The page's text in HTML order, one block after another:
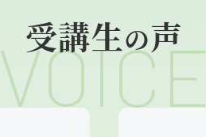
受講生の声
VOICE